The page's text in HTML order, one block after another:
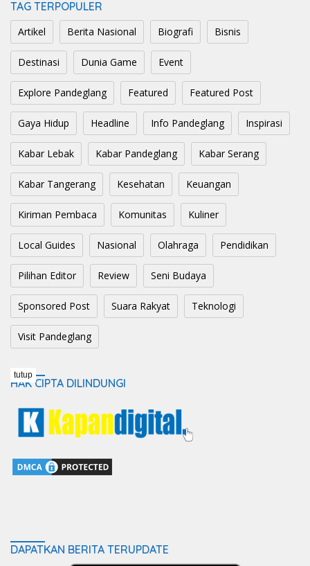
TAG TERPOPULER
Artikel Berita Nasional Biografi Bisnis
Destinasi Dunia Game Event
Explore Pandeglang Featured Featured Post
Gaya Hidup Headline Info Pandeglang Inspirasi
Kabar Lebak Kabar Pandeglang Kabar Serang
Kabar Tangerang Kesehatan Keuangan
Kiriman Pembaca Komunitas Kuliner
Local Guides Nasional Olahraga Pendidikan
Pilihan Editor Review Seni Budaya
Sponsored Post Suara Rakyat Teknologi
Visit Pandeglang
HAK CIPTA DILINDUNGI
DAPATKAN BERITA TERUPDATE
tutup